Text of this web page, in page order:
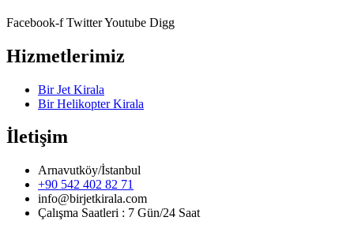
Facebook-f TwitterYoutube Digg
Hizmetlerimiz
Bir Jet Kirala
Bir Helikopter Kirala
İletişim
Arnavutköy/İstanbul
+90 542 402 82 71
info@birjetkirala.com
Çalışma Saatleri : 7 Gün/24 Saat